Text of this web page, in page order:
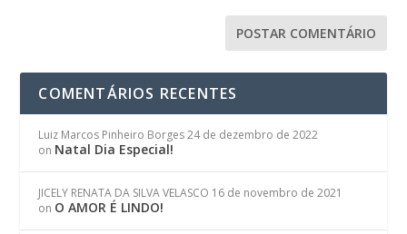
COMENTÁRIOS RECENTES
Luiz Marcos Pinheiro Borges 24 de dezembro de 2022
on Natal Dia Especial!
JICELY RENATA DA SILVA VELASCO 16 de novembro de 2021
on O AMOR É LINDO!